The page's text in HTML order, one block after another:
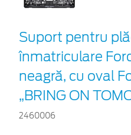
Suport pentru
înmatriculare
neagră, cu oval
„BRING ON
2460006